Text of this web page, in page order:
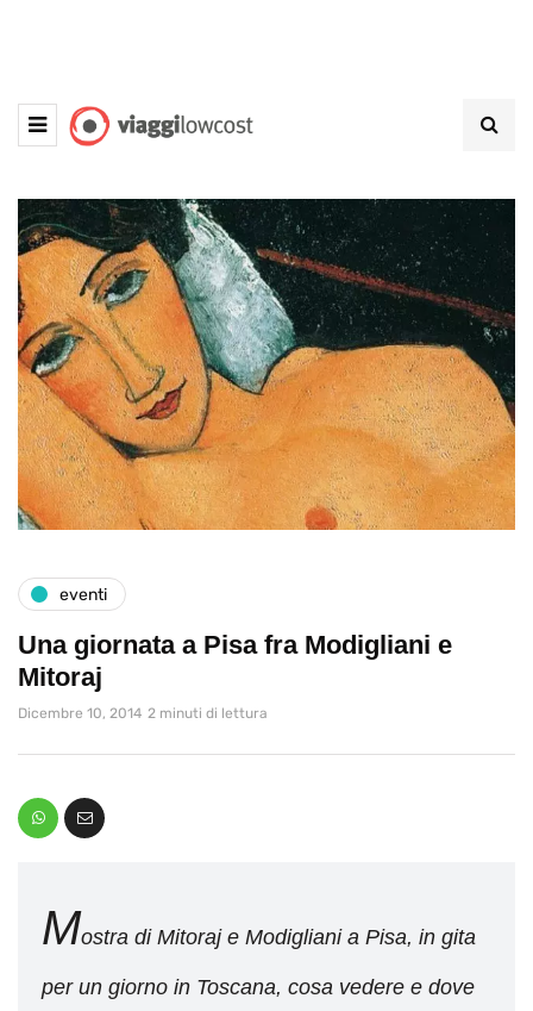
eventi
Una giornata a Pisa fra Modigliani e
Mitoraj
Dicembre 10, 2014 2 minuti di lettura
Mostra di Mitoraj e Modigliani a Pisa, in gita
per un giorno in Toscana, cosa vedere e dove